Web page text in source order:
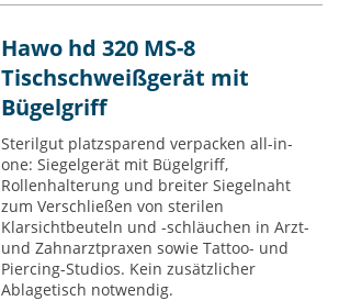
Hawo hd 320 MS-8
Tischschweißgerät mit
Bügelgriff
Sterilgut platzsparend verpacken all-in-
one: Siegelgerät mit Bügelgriff,
Rollenhalterung und breiter Siegelnaht
zum Verschließen von sterilen
Klarsichtbeuteln und -schläuchen in Arzt-
und Zahnarztpraxen sowie Tattoo- und
Piercing-Studios. Kein zusätzlicher
Ablagetisch notwendig.